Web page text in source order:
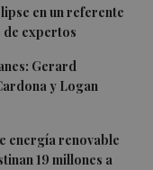
en un referente
expertos
Gerard
y Logan
energía renovable
19 millones a